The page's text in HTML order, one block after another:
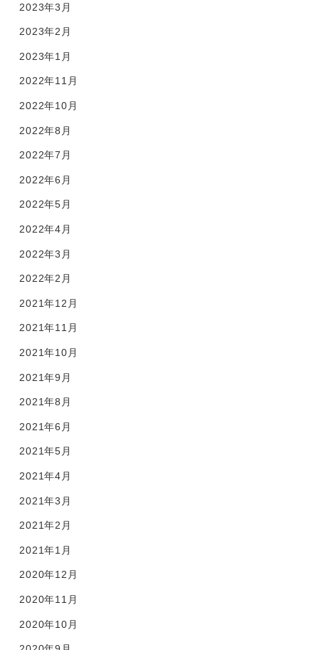
2023年3月
2023年2月
2023年1月
2022年11月
2022年10月
2022年8月
2022年7月
2022年6月
2022年5月
2022年4月
2022年3月
2022年2月
2021年12月
2021年11月
2021年10月
2021年9月
2021年8月
2021年6月
2021年5月
2021年4月
2021年3月
2021年2月
2021年1月
2020年12月
2020年11月
2020年10月